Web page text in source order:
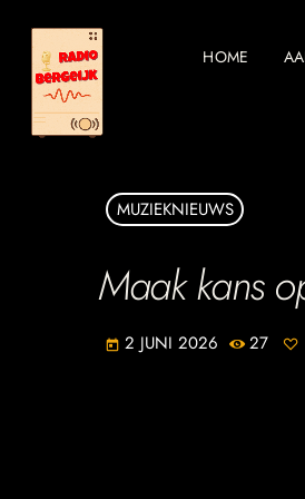
HOME
MUZIEKNIEUWS
Maak kans
today 2 JUNI 2026 27